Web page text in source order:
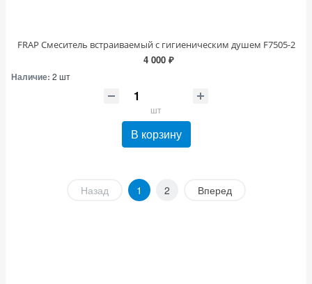
FRAP Смеситель встраиваемый с гигиеническим душем F7505-2
4 000 ₽
Наличие: 2 шт
шт
В корзину
Назад 1 2 Вперед